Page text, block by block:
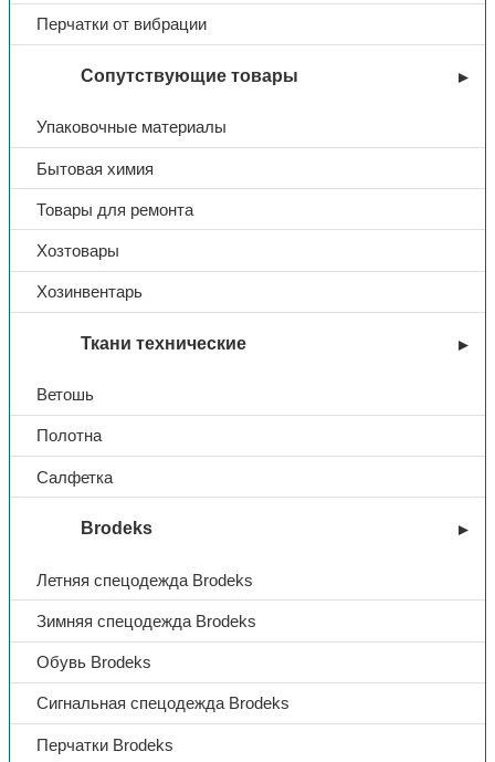
Перчатки от вибрации
Сопутствующие товары
Упаковочные материалы
Бытовая химия
Товары для ремонта
Хозтовары
Хозинвентарь
Ткани технические
Ветошь
Полотна
Салфетка
Brodeks
Летняя спецодежда Brodeks
Зимняя спецодежда Brodeks
Обувь Brodeks
Сигнальная спецодежда Brodeks
Перчатки Brodeks